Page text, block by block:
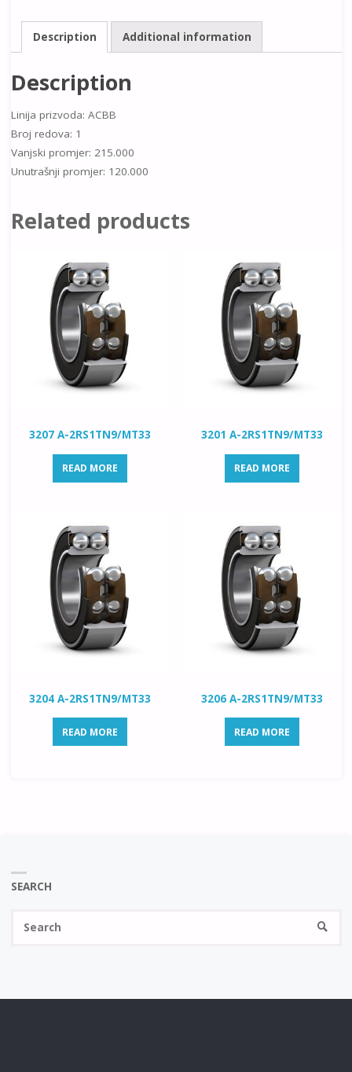
Description Additional information
Description
Linija prizvoda: ACBB
Broj redova: 1
Vanjski promjer: 215.000
Unutrašnji promjer: 120.000
Related products
3207 A-2RS1TN9/MT33
READ MORE
3201 A-2RS1TN9/MT33
READ MORE
3204 A-2RS1TN9/MT33
READ MORE
3206 A-2RS1TN9/MT33
READ MORE
SEARCH